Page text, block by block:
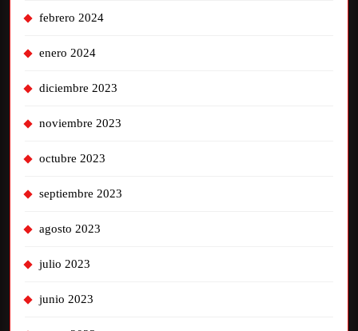
febrero 2024
enero 2024
diciembre 2023
noviembre 2023
octubre 2023
septiembre 2023
agosto 2023
julio 2023
junio 2023